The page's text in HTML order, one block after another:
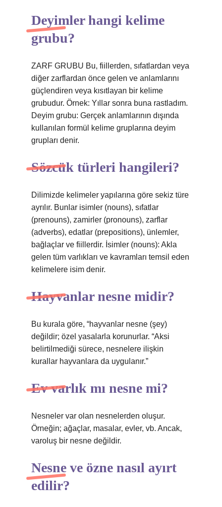
Deyimler hangi kelime
grubu?
ZARF GRUBU Bu, fiillerden, sıfatlardan veya
diğer zarflardan önce gelen ve anlamlarını
güçlendiren veya kısıtlayan bir kelime
grubudur. Örnek: Yıllar sonra buna rastladım.
Deyim grubu: Gerçek anlamlarının dışında
kullanılan formül kelime gruplarına deyim
grupları denir.
Sözcük türleri hangileri?
Dilimizde kelimeler yapılarına göre sekiz türe
ayrılır. Bunlar isimler (nouns), sıfatlar
(prenouns), zamirler (pronouns), zarflar
(adverbs), edatlar (prepositions), ünlemler,
bağlaçlar ve fiillerdir. İsimler (nouns): Akla
gelen tüm varlıkları ve kavramları temsil eden
kelimelere isim denir.
Hayvanlar nesne midir?
Bu kurala göre, “hayvanlar nesne (şey)
değildir; özel yasalarla korunurlar. “Aksi
belirtilmediği sürece, nesnelere ilişkin
kurallar hayvanlara da uygulanır.”
Ev varlık mı nesne mi?
Nesneler var olan nesnelerden oluşur.
Örneğin; ağaçlar, masalar, evler, vb. Ancak,
varoluş bir nesne değildir.
Nesne ve özne nasıl ayırt
edilir?